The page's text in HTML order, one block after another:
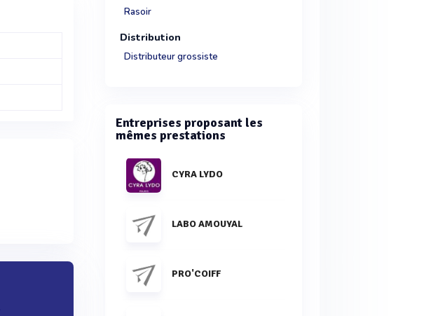
Rasoir
Distribution
Distributeur grossiste
Entreprises proposant les
mêmes prestations
CYRA LYDO
LABO AMOUYAL
PRO'COIFF